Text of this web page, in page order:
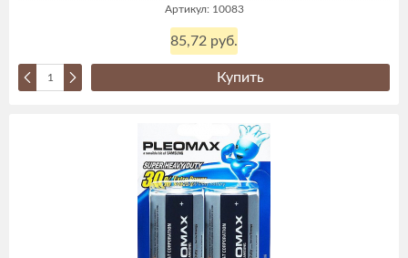
Артикул: 10083
85,72 руб.
Купить